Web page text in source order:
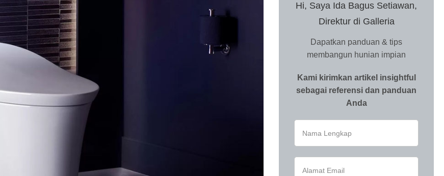
Hi, Saya Ida Bagus Setiawan,
Direktur di Galleria
Dapatkan panduan & tips
membangun hunian impian
Kami kirimkan artikel insightful
sebagai referensi dan panduan
Anda